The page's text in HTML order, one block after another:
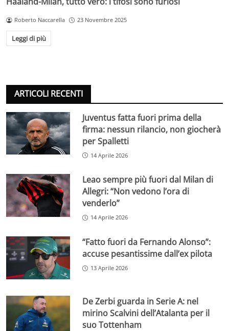
Roberto Naccarella 23 Novembre 2025
Leggi di più
ARTICOLI RECENTI
Juventus fatta fuori prima della
firma: nessun rilancio, non giocherà
per Spalletti
14 Aprile 2026
Leao sempre più fuori dal Milan di
Allegri: “Non vedono l’ora di
venderlo”
14 Aprile 2026
“Fatto fuori da Fernando Alonso”:
accuse pesantissime dall’ex pilota
13 Aprile 2026
De Zerbi guarda in Serie A: nel
mirino Scalvini dell’Atalanta per il
suo Tottenham